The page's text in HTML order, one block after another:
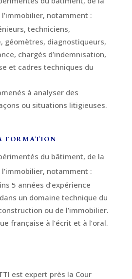
notamment :
techniciens,
géomètres, diagnostiqueurs,
chargés d’indemnisation,
et cadres techniques du
à analyser des
ou situations litigieuses.
FORMATION
du bâtiment, de la
notamment :
5 années d’expérience
un domaine technique du
ou de l’immobilier.
française à l’écrit et à l’oral.
est expert près la Cour